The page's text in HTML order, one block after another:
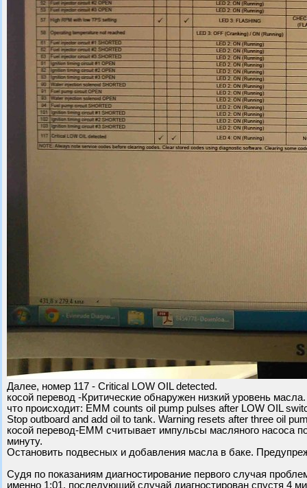
Далее, номер 117 - Critical LOW OIL detected.
косой перевод -Критические обнаружен низкий уровень масла.
что происходит: EMM counts oil pump pulses after LOW OIL
Stop outboard and add oil to tank. Warning resets after three oil
косой перевод-EMM считывает импульсы масляного насоса
минуту.
Остановить подвесных и добавления масла в баке.
Судя по показаниям диагностирование первого случая
именно 1:01, последующий случай диагностирован спустя 4